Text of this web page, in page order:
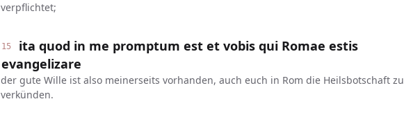
verpflichtet;
15
ita quod in me promptum est et vobis qui Romae estis
evangelizare
der gute Wille ist also meinerseits vorhanden, auch euch in Rom die Heilsbotschaft zu
verkünden.